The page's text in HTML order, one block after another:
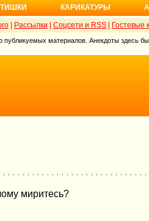
КАРИКАТУРЫ
Рассылки Соцсети и RSS Гостевые
материалов. Анекдоты здесь
миритесь?